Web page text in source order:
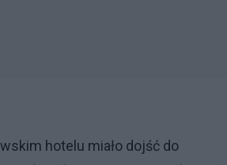
hotelu miało dojść do